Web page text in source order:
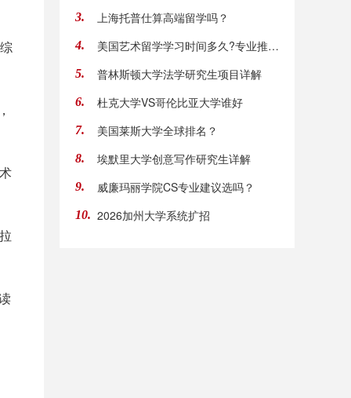
3. 上海托普仕算高端留学吗？
4. 美国艺术留学学习时间多久?专业推荐、申请条件
5. 普林斯顿大学法学研究生项目详解
6. 杜克大学VS哥伦比亚大学谁好
7. 美国莱斯大学全球排名？
8. 埃默里大学创意写作研究生详解
9. 威廉玛丽学院CS专业建议选吗？
10. 2026加州大学系统扩招